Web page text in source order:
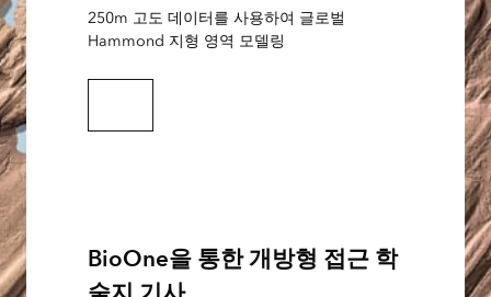
250m 고도 데이터를 사용하여 글로벌
Hammond 지형 영역 모델링
BioOne을 통한 개방형 접근 학